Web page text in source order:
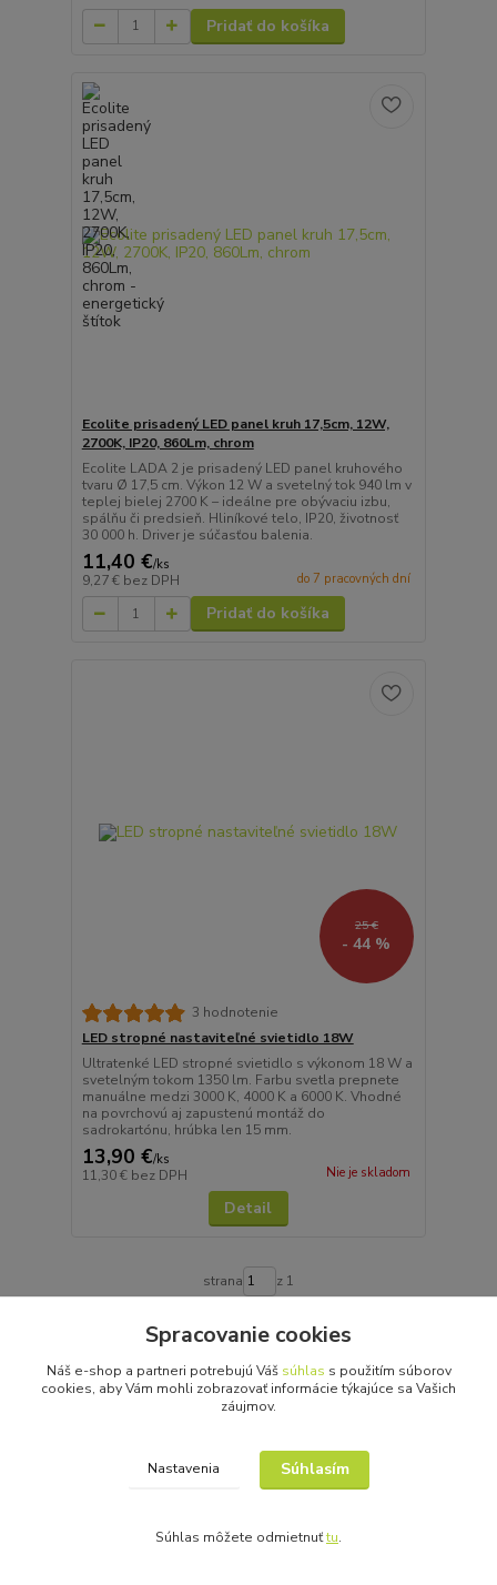
Pridať do košíka
Ecolite prisadený LED panel kruh 17,5cm, 12W,
2700K, IP20, 860Lm, chrom
Ecolite LADA 2 je prisadený LED panel kruhového
tvaru Ø 17,5 cm. Výkon 12 W a svetelný tok 940 lm v
teplej bielej 2700 K – ideálne pre obývaciu izbu,
spálňu či predsieň. Hliníkové telo, IP20, životnosť
30 000 h. Driver je súčasťou balenia.
11,40 €/ks
9,27 € bez DPH do 7 pracovných dní
Pridať do košíka
25 €
- 44 %
3 hodnotenie
LED stropné nastaviteľné svietidlo 18W
Ultratenké LED stropné svietidlo s výkonom 18 W a
svetelným tokom 1350 lm. Farbu svetla prepnete
manuálne medzi 3000 K, 4000 K a 6000 K. Vhodné
na povrchovú aj zapustenú montáž do
sadrokartónu, hrúbka len 15 mm.
13,90 €/ks
11,30 € bez DPH Nie je skladom
Detail
strana z 1
Novinky z nášho blogu
Spracovanie cookies
Náš e-shop a partneri potrebujú Váš súhlas s použitím súborov
cookies, aby Vám mohli zobrazovať informácie týkajúce sa Vašich
záujmov.
Nastavenia Súhlasím
Súhlas môžete odmietnuťtu.